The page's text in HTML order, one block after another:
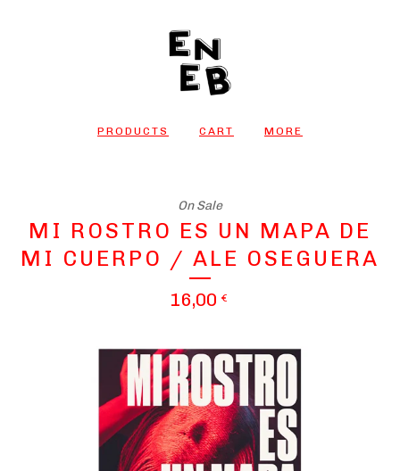
PRODUCTS CART MORE
MI ROSTRO ES UN MAPA DE
MI CUERPO / ALE OSEGUERA
16,00 €
On Sale